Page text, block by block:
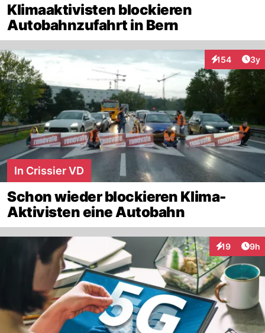
Klimaaktivisten blockieren
Autobahnzufahrt in Bern
154
Interaktionen
3y
In Crissier VD
Schon wieder blockieren Klima-
Aktivisten eine Autobahn
19
Interaktionen
9h